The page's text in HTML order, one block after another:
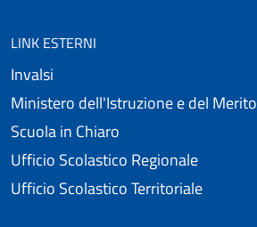
LINK ESTERNI
Invalsi
Ministero dell'Istruzione e del Merito
Scuola in Chiaro
Ufficio Scolastico Regionale
Ufficio Scolastico Territoriale